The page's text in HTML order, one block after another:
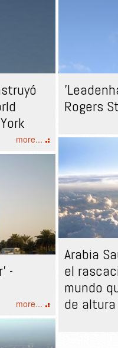
more...
Rogers
Arabia
el
mundo
de altura
-
more...